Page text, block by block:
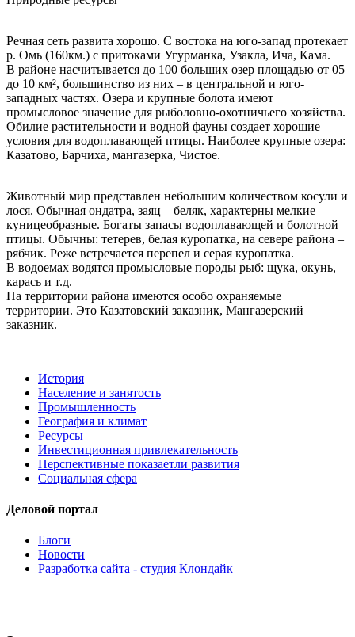
Речная сеть развита хорошо. С востока на юго-запад протекает
р. Омь (160км.) с притоками Угурманка, Узакла, Ича, Кама.
В районе насчитывается до 100 больших озер площадью от 05
до 10 км², большинство из них – в центральной и юго-
западных частях. Озера и крупные болота имеют
промысловое значение для рыболовно-охотничьего хозяйства.
Обилие растительности и водной фауны создает хорошие
условия для водоплавающей птицы. Наиболее крупные озера:
Казатово, Барчиха, мангазерка, Чистое.
Животный мир представлен небольшим количеством косули и
лося. Обычная ондатра, заяц – беляк, характерны мелкие
куницеобразные. Богаты запасы водоплавающей и болотной
птицы. Обычны: тетерев, белая куропатка, на севере района –
рябчик. Реже встречается перепел и серая куропатка.
В водоемах водятся промысловые породы рыб: щука, окунь,
карась и т.д.
На территории района имеются особо охраняемые
территории. Это Казатовский заказник, Мангазерский
заказник.
История
Население и занятость
Промышленность
География и климат
Ресурсы
Инвестиционная привлекательность
Перспективные показаетли развития
Социальная сфера
Деловой портал
Блоги
Новости
Разработка сайта - студия Клондайк